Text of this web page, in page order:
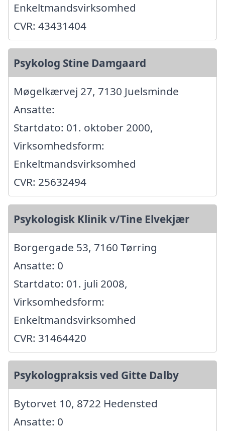
Enkeltmandsvirksomhed
CVR: 43431404
Psykolog Stine Damgaard
Møgelkærvej 27, 7130 Juelsminde
Ansatte:
Startdato: 01. oktober 2000,
Virksomhedsform:
Enkeltmandsvirksomhed
CVR: 25632494
Psykologisk Klinik v/Tine Elvekjær
Borgergade 53, 7160 Tørring
Ansatte: 0
Startdato: 01. juli 2008,
Virksomhedsform:
Enkeltmandsvirksomhed
CVR: 31464420
Psykologpraksis ved Gitte Dalby
Bytorvet 10, 8722 Hedensted
Ansatte: 0